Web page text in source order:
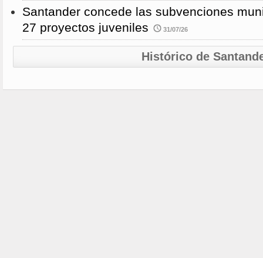
Santander concede las subvenciones
27 proyectos juveniles
31/07/26
Histórico de